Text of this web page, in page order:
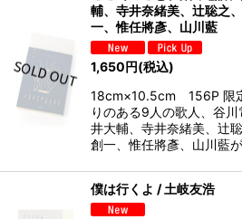
輔、寺井奈緒美、辻聡之
一、惟任將彥、山川藍
1,650円(税込)
18cm×10.5cm 156P 限
りのある9人の歌人、谷
井大輔、寺井奈緒美、辻
創一、惟任將彥、山川藍
僕は行くよ / 土岐友浩